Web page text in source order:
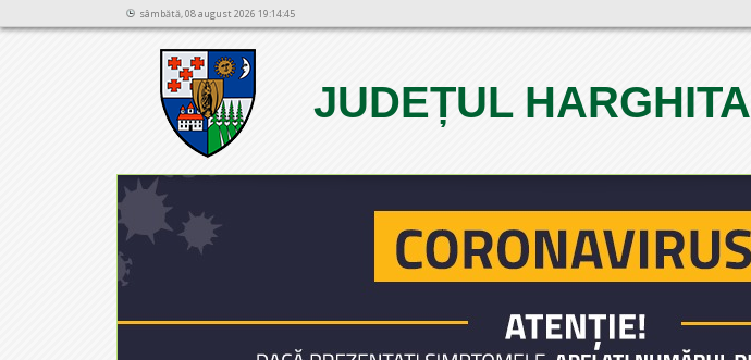
sâmbătă, 08 august 2026 19:14:45
JUDEȚUL HARGHITA